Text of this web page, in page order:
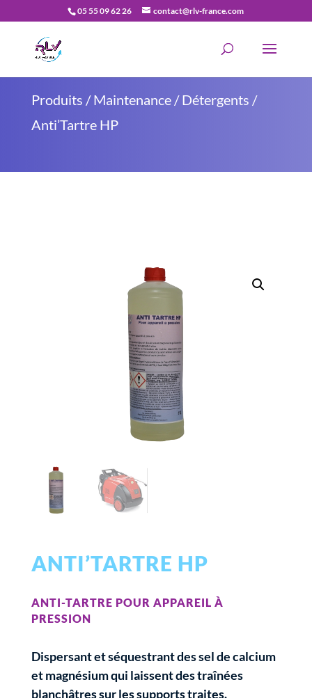
05 55 09 62 26 contact@rlv-france.com
Produits /Maintenance/Détergents /
Anti’Tartre HP
ANTI’TARTRE HP
ANTI-TARTRE POUR APPAREIL À
PRESSION
Dispersant et séquestrant des sel de calcium
et magnésium qui laissent des traînées
blanchâtres sur les supports traites.